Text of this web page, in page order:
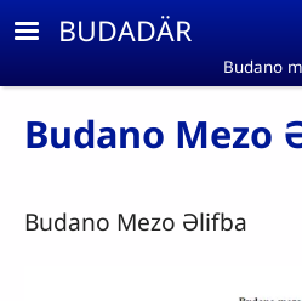
Skip to main content
BUDADÄR
Budano
Budano Mezo
Budano Mezo Əlifba